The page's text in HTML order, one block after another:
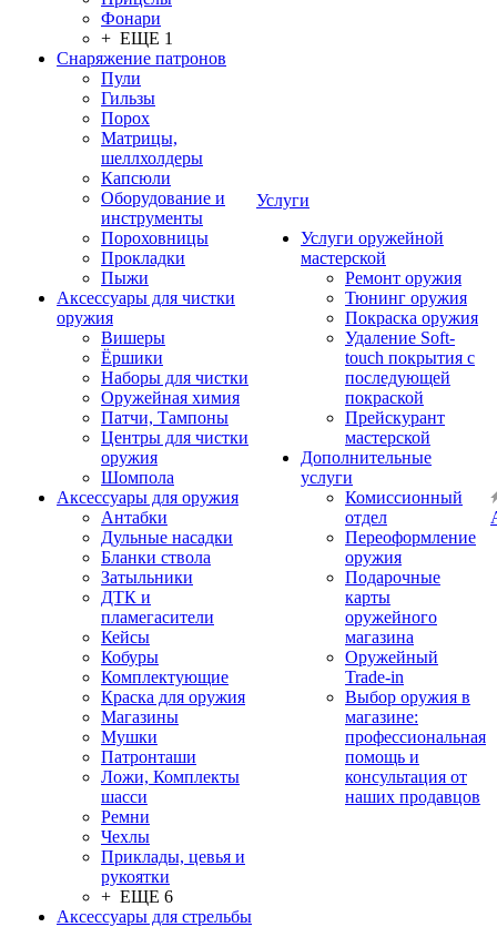
Фонари
+ ЕЩЕ 1
Снаряжение патронов
Пули
Гильзы
Порох
Матрицы,
шеллхолдеры
Капсюли
Оборудование и
инструменты
Пороховницы
Прокладки
Пыжи
Аксессуары для чистки
оружия
Вишеры
Ёршики
Наборы для чистки
Оружейная химия
Патчи, Тампоны
Центры для чистки
оружия
Шомпола
Аксессуары для оружия
Антабки
Дульные насадки
Бланки ствола
Затыльники
ДТК и
пламегасители
Кейсы
Кобуры
Комплектующие
Краска для оружия
Магазины
Мушки
Патронташи
Ложи, Комплекты
шасси
Ремни
Чехлы
Приклады, цевья и
рукоятки
+ ЕЩЕ 6
Аксессуары для стрельбы
Услуги
Услуги оружейной
мастерской
Ремонт оружия
Тюнинг оружия
Покраска оружия
Удаление Soft-
touch покрытия с
последующей
покраской
Прейскурант
мастерской
Дополнительные
услуги
Комиссионный
отдел
Переоформление
оружия
Подарочные
карты
оружейного
магазина
Оружейный
Trade-in
Выбор оружия в
магазине:
профессиональная
помощь и
консультация от
наших продавцов